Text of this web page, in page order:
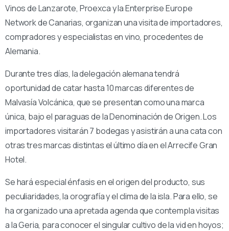
Vinos de Lanzarote, Proexca y la Enterprise Europe
Network de Canarias, organizan una visita de importadores,
compradores y especialistas en vino, procedentes de
Alemania.
Durante tres días, la delegación alemana tendrá
oportunidad de catar hasta 10 marcas diferentes de
Malvasía Volcánica, que se presentan como una marca
única, bajo el paraguas de la Denominación de Origen. Los
importadores visitarán 7 bodegas y asistirán a una cata con
otras tres marcas distintas el último día en el Arrecife Gran
Hotel.
Se hará especial énfasis en el origen del producto, sus
peculiaridades, la orografía y el clima de la isla. Para ello, se
ha organizado una apretada agenda que contempla visitas
a la Geria, para conocer el singular cultivo de la vid en hoyos;